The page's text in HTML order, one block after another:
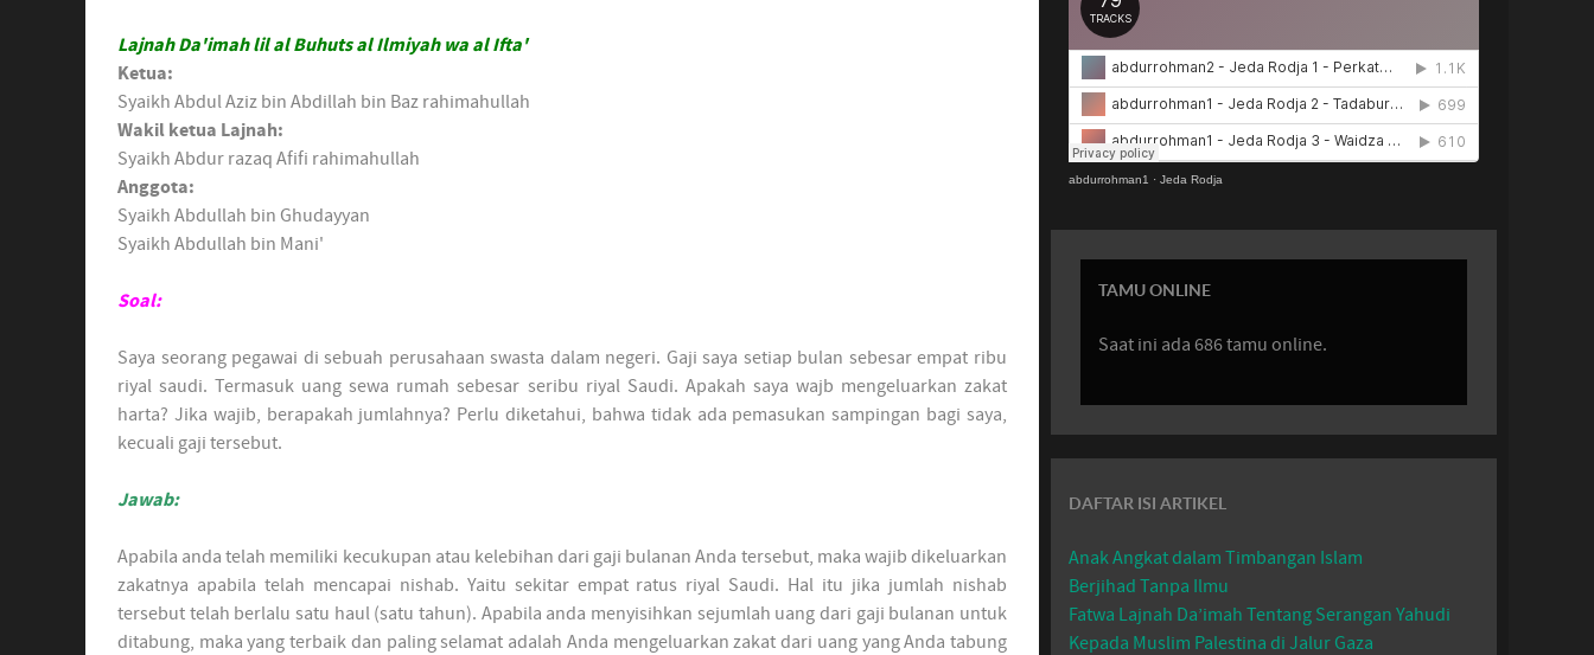
Lajnah Da'imah lil al Buhuts al Ilmiyah wa al Ifta'
Ketua:
Syaikh Abdul Aziz bin Abdillah bin Baz rahimahullah
Wakil ketua Lajnah:
Syaikh Abdur razaq Afifi rahimahullah
Anggota:
Syaikh Abdullah bin Ghudayyan
Syaikh Abdullah bin Mani'
Soal:
Saya seorang pegawai di sebuah perusahaan swasta dalam negeri. Gaji saya setiap bulan sebesar empat ribu
riyal saudi. Termasuk uang sewa rumah sebesar seribu riyal Saudi. Apakah saya wajb mengeluarkan zakat
harta? Jika wajib, berapakah jumlahnya? Perlu diketahui, bahwa tidak ada pemasukan sampingan bagi saya,
kecuali gaji tersebut.
Jawab:
Apabila anda telah memiliki kecukupan atau kelebihan dari gaji bulanan Anda tersebut, maka wajib dikeluarkan
zakatnya apabila telah mencapai nishab. Yaitu sekitar empat ratus riyal Saudi. Hal itu jika jumlah nishab
tersebut telah berlalu satu haul (satu tahun). Apabila anda menyisihkan sejumlah uang dari gaji bulanan untuk
ditabung, maka yang terbaik dan paling selamat adalah Anda mengeluarkan zakat dari uang yang Anda tabung
abdurrohman1 · Jeda Rodja
TAMU ONLINE
Saat ini ada 686 tamu online.
DAFTAR ISI ARTIKEL
Anak Angkat dalam Timbangan Islam
Berjihad Tanpa Ilmu
Fatwa Lajnah Da’imah Tentang Serangan Yahudi
Kepada Muslim Palestina di Jalur Gaza